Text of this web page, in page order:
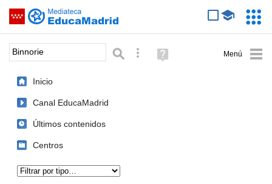
Saltar navegación
Palabra o frase: Búsqueda avanzada
Ayuda
(en
Inicio
Canal EducaMadrid
Últimos contenidos
Centros